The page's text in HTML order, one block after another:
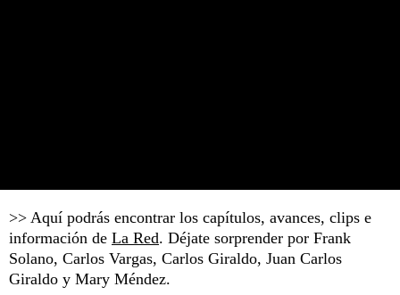
>> Aquí podrás encontrar los capítulos, avances, clips e
información de La Red. Déjate sorprender por Frank
Solano, Carlos Vargas, Carlos Giraldo, Juan Carlos
Giraldo y Mary Méndez.